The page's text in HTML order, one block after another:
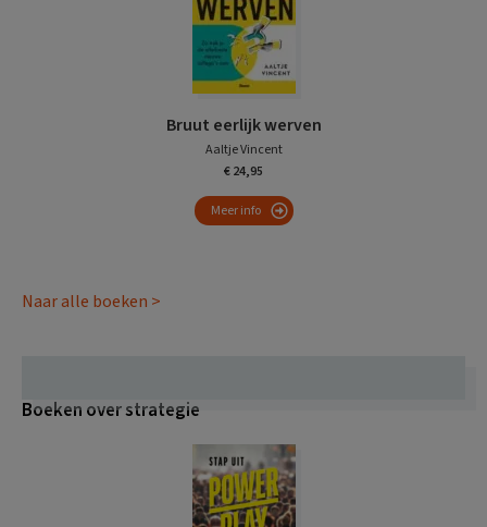
Bruut eerlijk werven
Aaltje Vincent
€ 24,95
Meer info
Naar alle boeken >
Boeken over strategie